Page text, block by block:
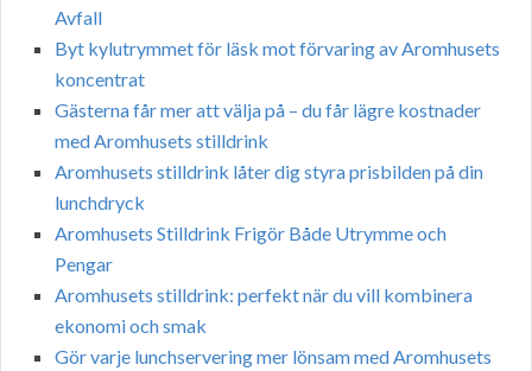
Avfall
Byt kylutrymmet för läsk mot förvaring av Aromhusets
koncentrat
Gästerna får mer att välja på – du får lägre kostnader
med Aromhusets stilldrink
Aromhusets stilldrink låter dig styra prisbilden på din
lunchdryck
Aromhusets Stilldrink Frigör Både Utrymme och
Pengar
Aromhusets stilldrink: perfekt när du vill kombinera
ekonomi och smak
Gör varje lunchservering mer lönsam med Aromhusets